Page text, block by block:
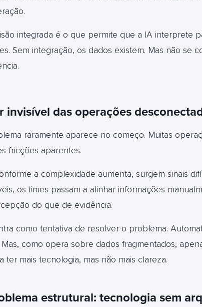
integrada é o que permite que a IA interprete
Sem integração, os dados existem. Mas não se
invisível das operações
raramente aparece no começo. Muitas
fricções aparentes.
a complexidade aumenta, surgem sinais
os times passam a alinhar informações
do que de evidência.
como tentativa de resolver o problema.
Mas, como opera sobre dados fragmentados,
ter mais tecnologia, mas não mais clareza.
estrutural: tecnologia sem